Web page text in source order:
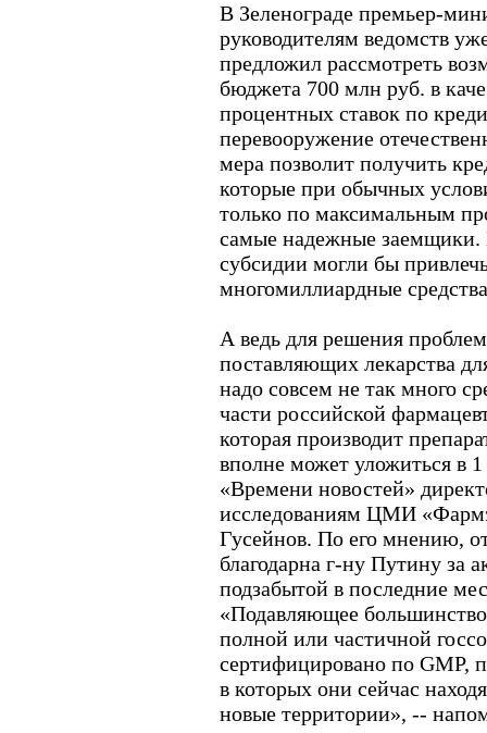
В Зеленограде премьер-
руководителям ведомств
предложил рассмотреть
бюджета 700 млн руб. в
процентных ставок по
перевооружение
мера позволит получить
которые при обычных
только по максимальным
самые надежные заемщики.
субсидии могли бы
многомиллиардные
А ведь для решения
поставляющих лекарства
надо совсем не так много
части российской
которая производит
вполне может уложиться в
«Времени новостей»
исследованиям ЦМИ
Гусейнов. По его мнению,
благодарна г-ну Путину за
подзабытой в последние
«Подавляющее
полной или частичной
сертифицировано по GMP,
в которых они сейчас
новые территории», --